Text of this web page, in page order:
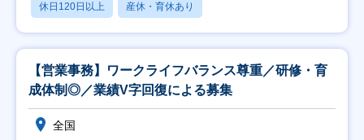
休日120日以上 産休・育休あり
【営業事務】ワークライフバランス尊重／研修・育
成体制◎／業績V字回復による募集
全国